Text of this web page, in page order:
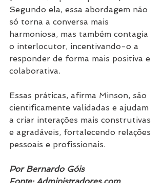
Segundo ela, essa abordagem não
só torna a conversa mais
harmoniosa, mas também contagia
o interlocutor, incentivando-o a
responder de forma mais positiva e
colaborativa.
Essas práticas, afirma Minson, são
cientificamente validadas e ajudam
a criar interações mais construtivas
e agradáveis, fortalecendo relações
pessoais e profissionais.
Por Bernardo Góis